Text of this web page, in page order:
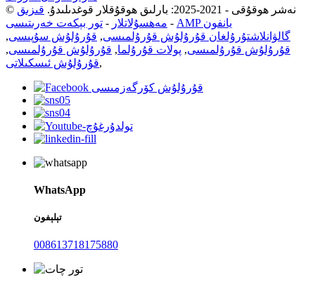
© نەشر ھوقۇقى - 2021-2025: بارلىق ھوقۇقلار قوغدىلىدۇ.
قىزىق
مەھسۇلاتلار - تور بېكەت خەرىتىسى -
AMP يانفون
گالۋانلاشتۇرۇلغان قۇرۇلۇش قۇرۇلمىسى, قۇرۇلۇش سۇپىسى,
قۇرۇلۇش قۇرۇلمىسى, پولات قۇرۇلما, قۇرۇلۇش قۇرۇلمىسى,
قۇرۇلۇش ئىسكىلاتى,
WhatsApp
تېلېفون
008613718175880